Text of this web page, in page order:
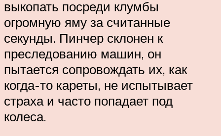
выкопать посреди клумбы
огромную яму за считанные
секунды. Пинчер склонен к
преследованию машин, он
пытается сопровождать их, как
когда-то кареты, не испытывает
страха и часто попадает под
колеса.